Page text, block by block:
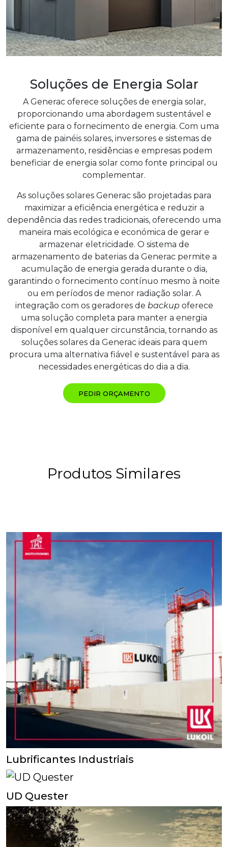
Soluções de Energia Solar
A Generac oferece soluções de energia solar,
proporcionando uma abordagem sustentável e
eficiente para o fornecimento de energia. Com uma
gama de painéis solares, inversores e sistemas de
armazenamento, residências e empresas podem
beneficiar de energia solar como fonte principal ou
complementar.
As soluções solares Generac são projetadas para
maximizar a eficiência energética e reduzir a
dependência das redes tradicionais, oferecendo uma
maneira mais ecológica e económica de gerar e
armazenar eletricidade. O sistema de
armazenamento de baterias da Generac permite a
acumulação de energia gerada durante o dia,
garantindo o fornecimento contínuo mesmo à noite
ou em períodos de menor radiação solar. A
integração com os geradores de backupoferece
uma solução completa para manter a energia
disponível em qualquer circunstância, tornando as
soluções solares da Generac ideais para quem
procura uma alternativa fiável e sustentável para as
necessidades energéticas do dia a dia.
PEDIR ORÇAMENTO
Produtos Similares
Lubrificantes Industriais
UD Quester